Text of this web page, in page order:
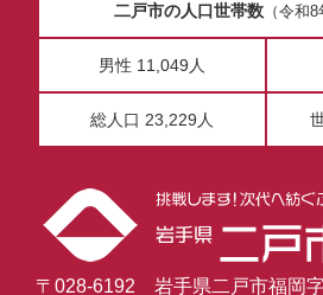
二戸市の人口世帯数（令和8
男性 11,049人
総人口 23,229人
〒028-6192 岩手県二戸市福岡